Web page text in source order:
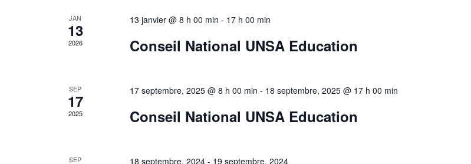
Évènements
JAN
13
2026
13 janvier @ 8 h 00 min - 17 h 00 min
Conseil National UNSA Education
SEP
17
2025
17 septembre, 2025 @ 8 h 00 min - 18 septembre, 2025 @ 17 h 00 min
Conseil National UNSA Education
SEP 18 septembre, 2024- 19 septembre, 2024